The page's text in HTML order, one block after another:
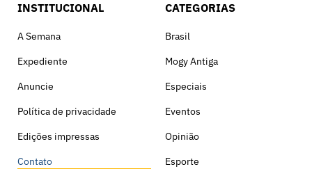
INSTITUCIONAL
A Semana
Expediente
Anuncie
Política de privacidade
Edições impressas
Contato
CATEGORIAS
Brasil
Mogy Antiga
Especiais
Eventos
Opinião
Esporte